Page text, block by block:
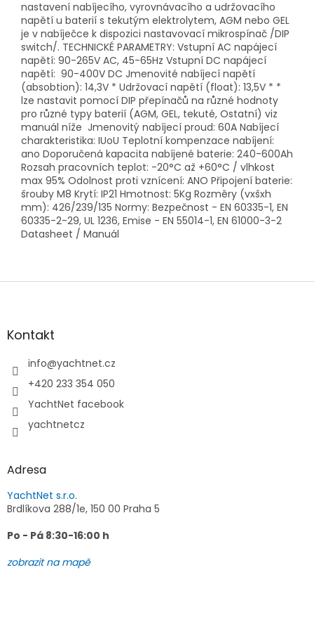
nastavení nabíjecího, vyrovnávacího a udržovacího
napětí u baterií s tekutým elektrolytem, AGM nebo GEL
je v nabíječce k dispozici nastavovací mikrospínač /DIP
switch/. TECHNICKÉ PARAMETRY: Vstupní AC napájecí
napětí: 90-265V AC, 45-65Hz Vstupní DC napájecí
napětí: 90-400V DC Jmenovité nabíjecí napětí
(absobtion): 14,3V * Udržovací napětí (float): 13,5V * *
lze nastavit pomocí DIP přepínačů na různé hodnoty
pro různé typy baterií (AGM, GEL, tekuté, Ostatní) viz
manuál níže Jmenovitý nabíjecí proud: 60A Nabíjecí
charakteristika: IUoU Teplotní kompenzace nabíjení:
ano Doporučená kapacita nabíjené baterie: 240-600Ah
Rozsah pracovních teplot: -20°C až +60°C / vlhkost
max 95% Odolnost proti vznícení: ANO Připojení baterie:
šrouby M8 Krytí: IP21 Hmotnost: 5Kg Rozměry (vxšxh
mm): 426/239/135 Normy: Bezpečnost - EN 60335-1, EN
60335-2-29, UL 1236, Emise - EN 55014-1, EN 61000-3-2
Datasheet / Manuál
Z
aKontakt
info@yachtnet.cz
+420 233 354 050
YachtNet facebook
yachtnetcz
Adresa
YachtNet s.r.o.
Brdlíkova 288/1e, 150 00 Praha 5
Po - Pá 8:30-16:00 h
zobrazit na mapě